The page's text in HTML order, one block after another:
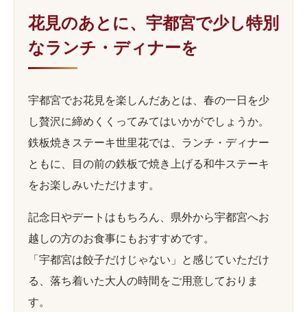
花見のあとに、宇都宮で少し特別
なランチ・ディナーを
宇都宮でお花見を楽しんだあとは、春の一日を少
し贅沢に締めくくってみてはいかがでしょうか。
鉄板焼きステーキ世里花では、ランチ・ディナー
ともに、目の前の鉄板で焼き上げる和牛ステーキ
をお楽しみいただけます。
記念日やデートはもちろん、県外から宇都宮へお
越しの方のお食事にもおすすめです。
「宇都宮は餃子だけじゃない」と感じていただけ
る、落ち着いた大人の時間をご用意しておりま
す。